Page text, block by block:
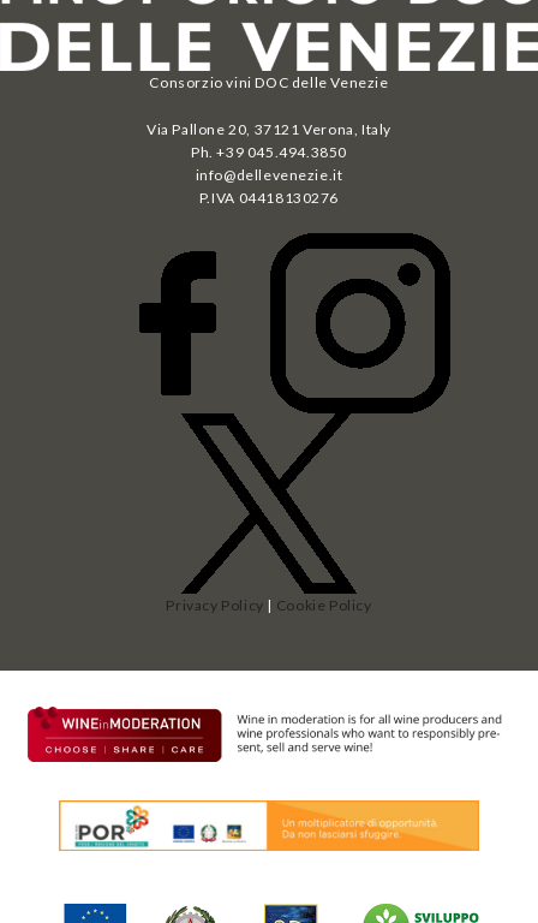
Consorzio vini DOC delle Venezie
Via Pallone 20, 37121 Verona, Italy
Ph. +39 045.494.3850
info@dellevenezie.it
P.IVA 04418130276
Privacy Policy | Cookie Policy